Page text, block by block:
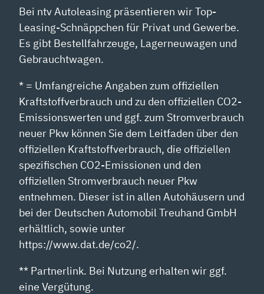
Bei ntv Autoleasing präsentieren wir Top-
Leasing-Schnäppchen für Privat und Gewerbe.
Es gibt Bestellfahrzeuge, Lagerneuwagen und
Gebrauchtwagen.
* = Umfangreiche Angaben zum offiziellen
Kraftstoffverbrauch und zu den offiziellen CO2-
Emissionswerten und ggf. zum Stromverbrauch
neuer Pkw können Sie dem Leitfaden über den
offiziellen Kraftstoffverbrauch, die offiziellen
spezifischen CO2-Emissionen und den
offiziellen Stromverbrauch neuer Pkw
entnehmen. Dieser ist in allen Autohäusern und
bei der Deutschen Automobil Treuhand GmbH
erhältlich, sowie unter
https://www.dat.de/co2/.
** Partnerlink. Bei Nutzung erhalten wir ggf.
eine Vergütung.